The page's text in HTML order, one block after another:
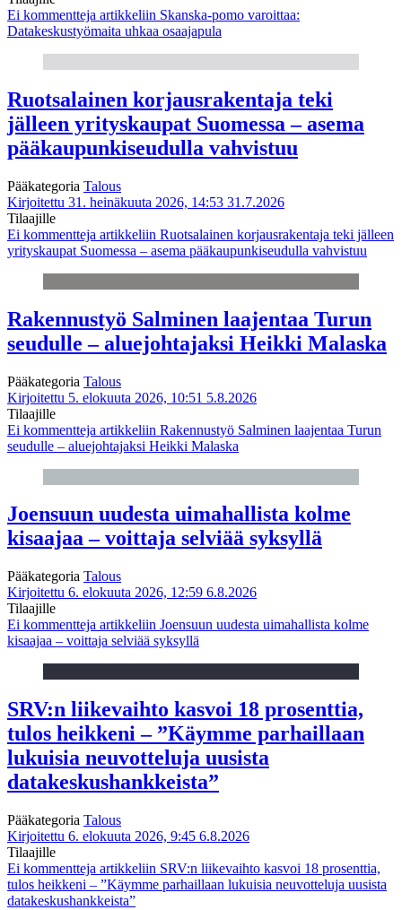
Ei kommentteja artikkeliin Skanska-pomo varoittaa:
Datakeskustyömaita uhkaa osaajapula
Ruotsalainen korjausrakentaja teki
jälleen yrityskaupat Suomessa – asema
pääkaupunkiseudulla vahvistuu
Pääkategoria Talous
Kirjoitettu 31. heinäkuuta 2026, 14:53 31.7.2026
Tilaajille
Ei kommentteja artikkeliin Ruotsalainen korjausrakentaja teki jälleen
yrityskaupat Suomessa – asema pääkaupunkiseudulla vahvistuu
Rakennustyö Salminen laajentaa Turun
seudulle – aluejohtajaksi Heikki Malaska
Pääkategoria Talous
Kirjoitettu 5. elokuuta 2026, 10:51 5.8.2026
Tilaajille
Ei kommentteja artikkeliin Rakennustyö Salminen laajentaa Turun
seudulle – aluejohtajaksi Heikki Malaska
Joensuun uudesta uimahallista kolme
kisaajaa – voittaja selviää syksyllä
Pääkategoria Talous
Kirjoitettu 6. elokuuta 2026, 12:59 6.8.2026
Tilaajille
Ei kommentteja artikkeliin Joensuun uudesta uimahallista kolme
kisaajaa – voittaja selviää syksyllä
SRV:n liikevaihto kasvoi 18 prosenttia,
tulos heikkeni – ”Käymme parhaillaan
lukuisia neuvotteluja uusista
datakeskushankkeista”
Pääkategoria Talous
Kirjoitettu 6. elokuuta 2026, 9:45 6.8.2026
Tilaajille
Ei kommentteja artikkeliin SRV:n liikevaihto kasvoi 18 prosenttia,
tulos heikkeni – ”Käymme parhaillaan lukuisia neuvotteluja uusista
datakeskushankkeista”